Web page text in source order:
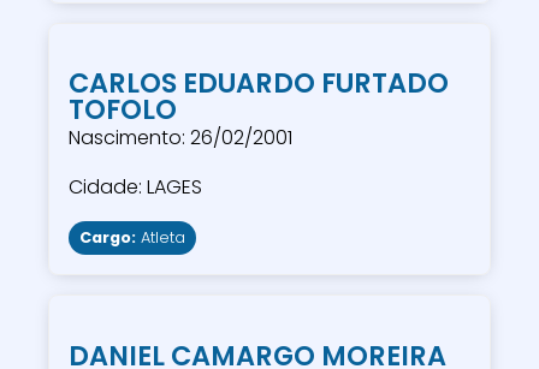
CARLOS EDUARDO FURTADO
TOFOLO
Nascimento: 26/02/2001
Cidade: LAGES
Cargo: Atleta
DANIEL CAMARGO MOREIRA